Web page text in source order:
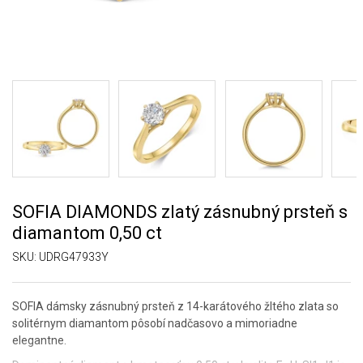
SOFIA DIAMONDS zlatý zásnubný prsteň s
diamantom 0,50 ct
SKU: UDRG47933Y
SOFIA dámsky zásnubný prsteň z 14-karátového žltého zlata so
solitérnym diamantom pôsobí nadčasovo a mimoriadne
elegantne.